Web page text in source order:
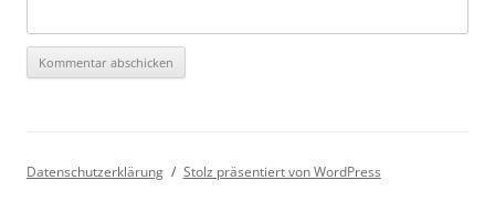
Datenschutzerklärung Stolz präsentiert von WordPress